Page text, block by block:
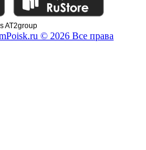
AT2group
© 2026 Все права